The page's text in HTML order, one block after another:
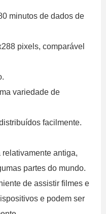
minutos de dados de
pixels, comparável
variedade de
facilmente.
antiga,
partes do mundo.
de assistir filmes e
e podem ser